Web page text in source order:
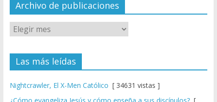
el
Archivo de publicaciones
Las más leídas
Nightcrawler, El X-Men Católico [ 34631 vistas ]